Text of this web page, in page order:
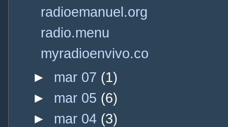
radioemanuel.org
radio.menu
myradioenvivo.co
► mar 07 (1)
► mar 05 (6)
► mar 04 (3)